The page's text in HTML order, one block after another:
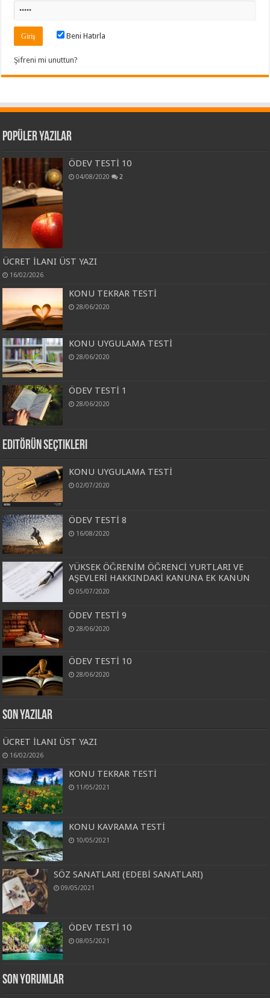
Beni Hatırla
Şifreni mi unuttun?
Popüler Yazılar
ÖDEV TESTİ 10
04/08/2020 2
ÜCRET İLANI ÜST YAZI
16/02/2026
KONU TEKRAR TESTİ
28/06/2020
KONU UYGULAMA TESTİ
28/06/2020
ÖDEV TESTİ 1
28/06/2020
Editörün Seçtikleri
KONU UYGULAMA TESTİ
02/07/2020
ÖDEV TESTİ 8
16/08/2020
YÜKSEK ÖĞRENİM ÖĞRENCİ YURTLARI VE
AŞEVLERİ HAKKINDAKİ KANUNA EK KANUN
05/07/2020
ÖDEV TESTİ 9
28/06/2020
ÖDEV TESTİ 10
28/06/2020
Son Yazılar
ÜCRET İLANI ÜST YAZI
16/02/2026
KONU TEKRAR TESTİ
11/05/2021
KONU KAVRAMA TESTİ
10/05/2021
SÖZ SANATLARI (EDEBİ SANATLARI)
09/05/2021
ÖDEV TESTİ 10
08/05/2021
Son Yorumlar